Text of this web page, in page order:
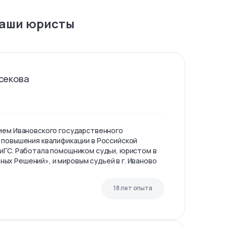
юристы
Ивановского государственного
квалификации в Российской
Работала помощником судьи, юристом в
Решений», и мировым судьей в г. Иваново
18 лет опыта